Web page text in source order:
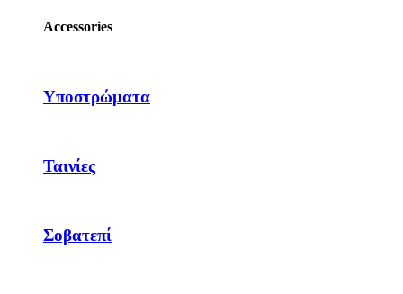
Accessories
Υποστρώματα
Ταινίες
Σοβατεπί